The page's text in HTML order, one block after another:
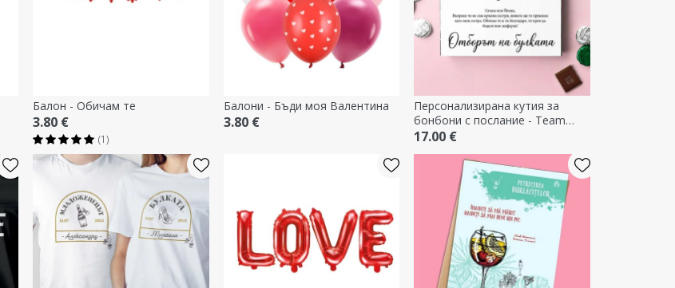
Балон - Обичам те
3.80 €
(1)
Балони - Бъди моя Валентина
3.80 €
Персонализирана кутия за
бонбони с послание - Team
Bride
17.00 €